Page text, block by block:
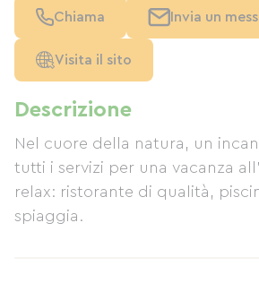
Descrizione
Nel cuore della natura, un
tutti i servizi per una vacanza
relax: ristorante di qualità,
spiaggia.
Chiama Invia un
Visita il sito